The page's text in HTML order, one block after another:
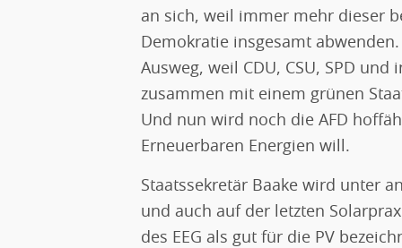
an sich, weil immer mehr dieser
Demokratie insgesamt
Ausweg, weil CDU, CSU, SPD
zusammen mit einem grünen
Und nun wird noch die AFD
Erneuerbaren Energien will.
Staatssekretär Baake wird unter
und auch auf der letzten
des EEG als gut für die PV